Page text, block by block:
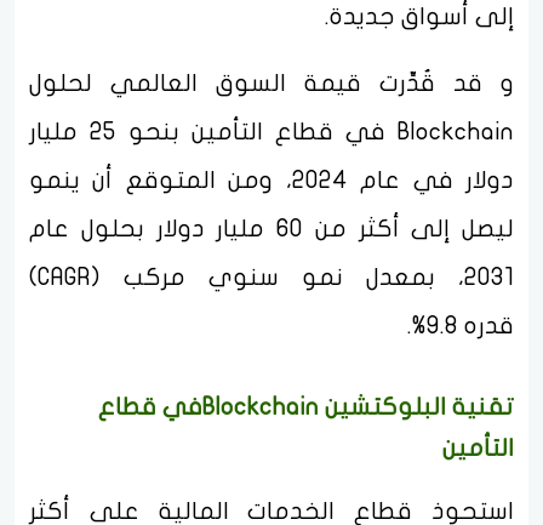
إلى أسواق جديدة.
و قد قُدِّرت قيمة السوق العالمي لحلول
Blockchain في قطاع التأمين بنحو 25 مليار
دولار في عام 2024، ومن المتوقع أن ينمو
ليصل إلى أكثر من 60 مليار دولار بحلول عام
2031، بمعدل نمو سنوي مركب (CAGR)
قدره 9.8%.
تقنية البلوكتشين Blockchainفي قطاع
التأمين
استحوذ قطاع الخدمات المالية على أكثر